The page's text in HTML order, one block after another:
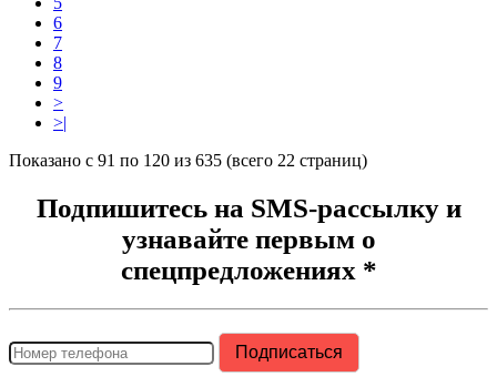
6
7
8
9
>
>|
Показано с 91 по 120 из 635 (всего 22 страниц)
Подпишитесь на SMS-рассылку и
узнавайте первым о
спецпредложениях *